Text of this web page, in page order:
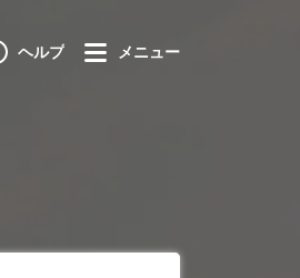
ヘルプ メニュー